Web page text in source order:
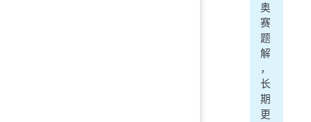
奥
赛
题
解
，
长
期
更